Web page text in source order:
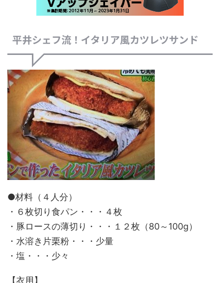
平井シェフ流！イタリア風カツレツサンド
●材料（４人分）
・６枚切り食パン・・・４枚
・豚ロースの薄切り・・・１２枚（80～100g）
・水溶き片栗粉・・・少量
・塩・・・少々
【衣用】